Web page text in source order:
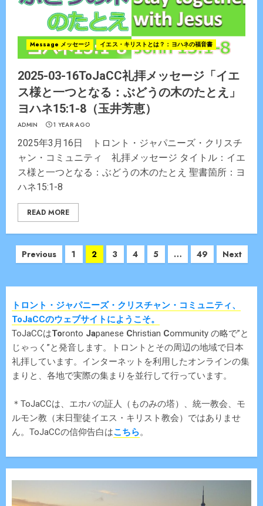
Message メッセージ イエス・キリストとは？：ヨハネの福音書
2025-03-16ToJaCC礼拝メッセージ「イエ
ス様と一つとなる：ぶどうの木のたとえ」
ヨハネ15:1-8（玉井芳恵）
ADMIN 1 YEAR AGO
2025年3月16日 トロント・ジャパニーズ・クリスチ
ャン・コミュニティ 礼拝メッセージ タイトル：イエ
ス様と一つとなる：ぶどうの木のたとえ 聖書箇所：ヨ
ハネ15:1-8
READ MORE
Posts
Previous 1 2 3 4 5 … 49 Next
トロント・ジャパニーズ・クリスチャン・コミュニティ、
ToJaCCのウェブサイトにようこそ。
ToJaCCはToronto Japanese Christian Community の略で”と
じゃっく”と発音します。トロントとその周辺の地域で日本
礼拝しています。インターネットを利用したオンラインの集
まりと、各地で実際の集まりを並行して行っています。
＊ToJaCCは、エホバの証人（ものみの塔）、統一教会、モ
ルモン教（末日聖徒イエス・キリスト教会）ではありませ
ん。ToJaCCの信仰告白はこちら。